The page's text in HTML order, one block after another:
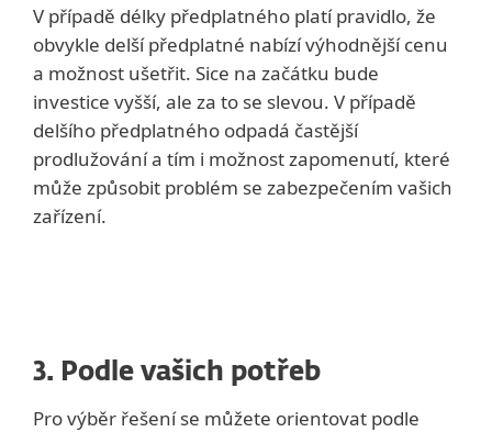
V případě délky předplatného platí pravidlo, že
obvykle delší předplatné nabízí výhodnější cenu
a možnost ušetřit. Sice na začátku bude
investice vyšší, ale za to se slevou. V případě
delšího předplatného odpadá častější
prodlužování a tím i možnost zapomenutí, které
může způsobit problém se zabezpečením vašich
zařízení.
3. Podle vašich potřeb
Pro výběr řešení se můžete orientovat podle